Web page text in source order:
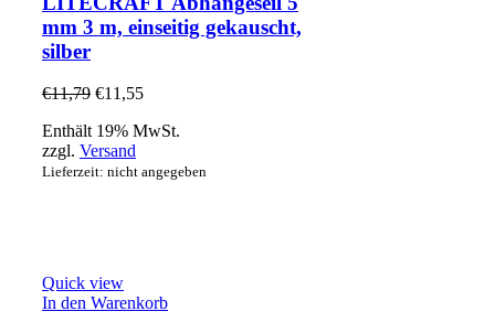
mm 3 m, einseitig gekauscht,
silber
€11,79 €11,55
Enthält 19% MwSt.
zzgl. Versand
Lieferzeit: nicht angegeben
Quick view
In den Warenkorb